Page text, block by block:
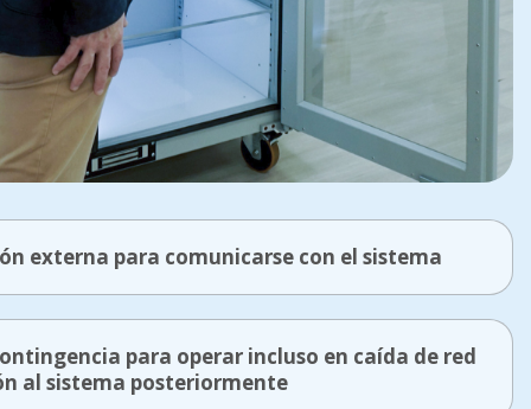
externa para comunicarse con el sistema
para operar incluso en caída de red
al sistema posteriormente